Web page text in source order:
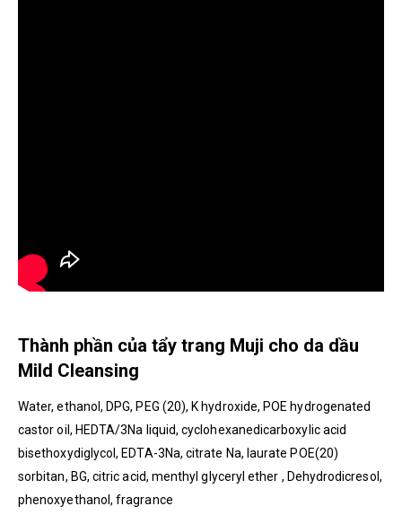
Thành phần của tẩy trang Muji cho da dầu
Mild Cleansing
Water, ethanol, DPG, PEG (20), K hydroxide, POE hydrogenated
castor oil, HEDTA/3Na liquid, cyclohexanedicarboxylic acid
bisethoxydiglycol, EDTA-3Na, citrate Na, laurate POE(20)
sorbitan, BG, citric acid, menthyl glyceryl ether , Dehydrodicresol,
phenoxyethanol, fragrance